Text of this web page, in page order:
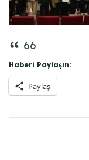
66
Haberi Paylaşın:
Paylaş